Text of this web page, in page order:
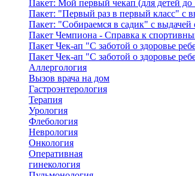
Пакет: Мой первый чекап (для детей до
Пакет: "Первый раз в первый класс" с
Пакет: "Собираемся в садик" с выдачей
Пакет Чемпиона - Справка к
Пакет Чек-ап "С заботой о здоровье
Пакет Чек-ап "С заботой о здоровье
Аллергология
Вызов врача на дом
Гастроэнтерология
Терапия
Урология
Флебология
Неврология
Онкология
Оперативная
гинекология